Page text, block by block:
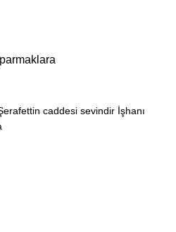
caddesi sevindir İşhanı